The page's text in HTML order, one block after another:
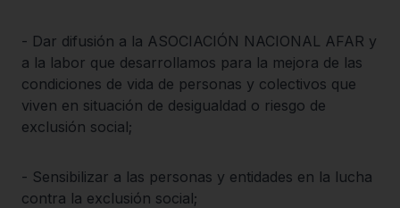
- Dar difusión a la ASOCIACIÓN NACIONAL AFAR y
a la labor que desarrollamos para la mejora de las
condiciones de vida de personas y colectivos que
viven en situación de desigualdad o riesgo de
exclusión social;
- Sensibilizar a las personas y entidades en la lucha
contra la exclusión social;